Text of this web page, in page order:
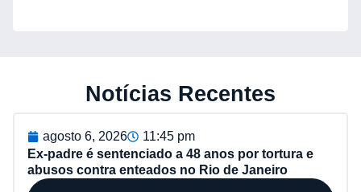
Notícias Recentes
agosto 6, 2026
11:45 pm
Ex-padre é sentenciado a 48 anos por tortura e
abusos contra enteados no Rio de Janeiro